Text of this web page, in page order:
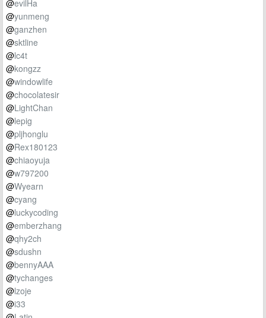
@evilHa
@yunmeng
@ganzhen
@sktline
@lc4t
@kongzz
@windowlife
@chocolatesir
@LightChan
@lepig
@pljhonglu
@Rex180123
@chiaoyuja
@w797200
@Wyearn
@cyang
@luckycoding
@emberzhang
@qhy2ch
@sdushn
@bennyAAA
@tychanges
@lzoje
@i33